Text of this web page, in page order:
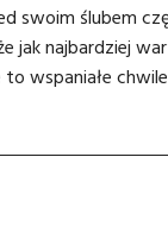
swoim ślubem
jak najbardziej
to wspaniałe